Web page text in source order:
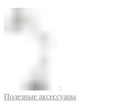
Полезные аксессуары